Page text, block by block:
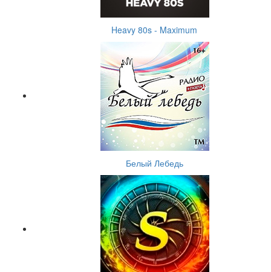
Heavy 80s - Maximum
Белый Лебедь